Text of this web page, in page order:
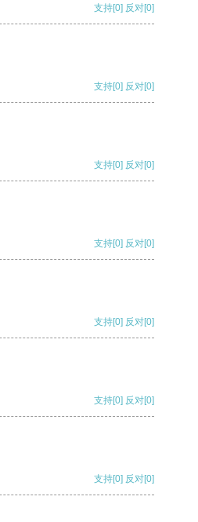
支持[0] 反对[0]
支持[0] 反对[0]
支持[0] 反对[0]
支持[0] 反对[0]
支持[0] 反对[0]
支持[0] 反对[0]
支持[0] 反对[0]